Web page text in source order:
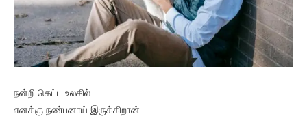
நன்றி கெட்ட உலகில்…
எனக்கு நண்பனாய் இருக்கிறான்…